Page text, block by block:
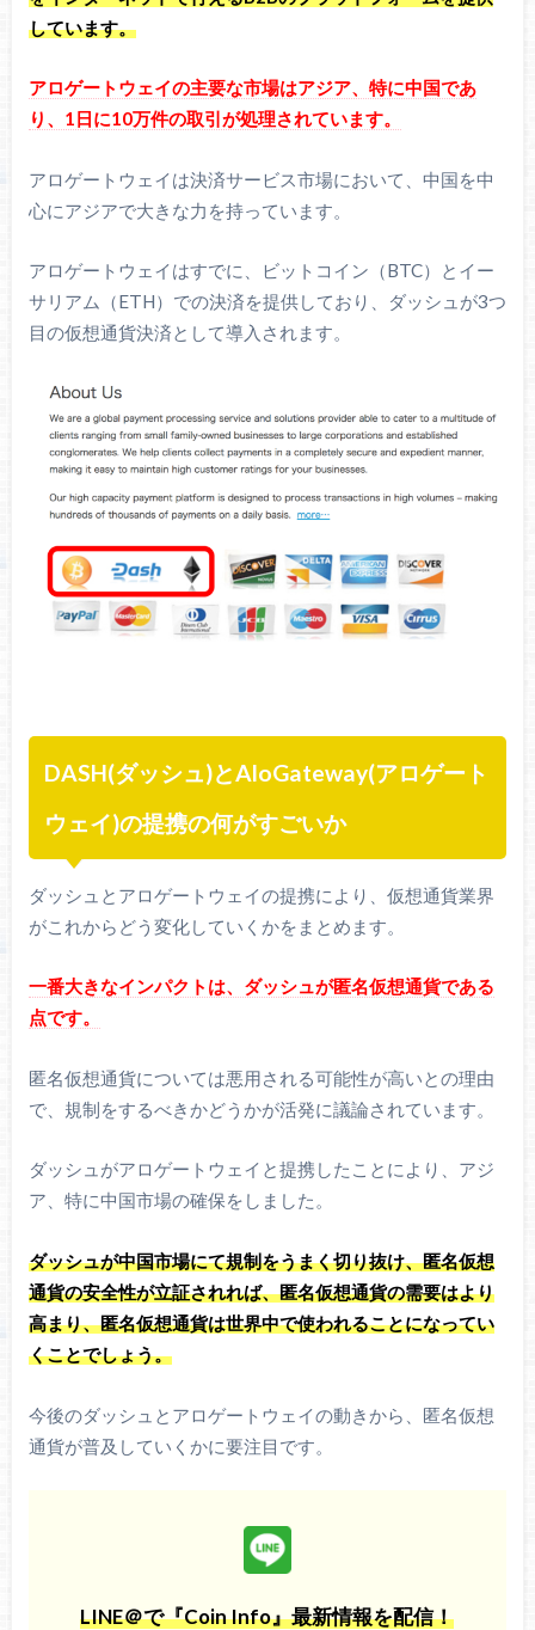
しています。
アロゲートウェイの主要な市場はアジア、特に中国であ
り、1日に10万件の取引が処理されています。
アロゲートウェイは決済サービス市場において、中国を中
心にアジアで大きな力を持っています。
アロゲートウェイはすでに、ビットコイン（BTC）とイー
サリアム（ETH）での決済を提供しており、ダッシュが3つ
目の仮想通貨決済として導入されます。
DASH(ダッシュ)とAloGateway(アロゲート
ウェイ)の提携の何がすごいか
ダッシュとアロゲートウェイの提携により、仮想通貨業界
がこれからどう変化していくかをまとめます。
一番大きなインパクトは、ダッシュが匿名仮想通貨である
点です。
匿名仮想通貨については悪用される可能性が高いとの理由
で、規制をするべきかどうかが活発に議論されています。
ダッシュがアロゲートウェイと提携したことにより、アジ
ア、特に中国市場の確保をしました。
ダッシュが中国市場にて規制をうまく切り抜け、匿名仮想
通貨の安全性が立証されれば、匿名仮想通貨の需要はより
高まり、匿名仮想通貨は世界中で使われることになってい
くことでしょう。
今後のダッシュとアロゲートウェイの動きから、匿名仮想
通貨が普及していくかに要注目です。
LINE＠で『Coin Info』最新情報を配信！